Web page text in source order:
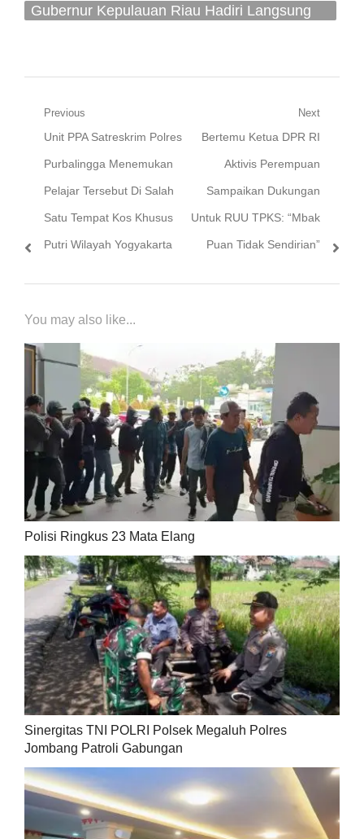
Gubernur Kepulauan Riau Hadiri Langsung
Navigasi
pos
Previous
Previous
post:
Unit PPA Satreskrim Polres
Purbalingga Menemukan
Pelajar Tersebut Di Salah
Satu Tempat Kos Khusus
Putri Wilayah Yogyakarta
Next
Next
post:
Bertemu Ketua DPR RI
Aktivis Perempuan
Sampaikan Dukungan
Untuk RUU TPKS: “Mbak
Puan Tidak Sendirian”
You may also like...
Polisi Ringkus 23 Mata Elang
Sinergitas TNI POLRI Polsek Megaluh Polres
Jombang Patroli Gabungan